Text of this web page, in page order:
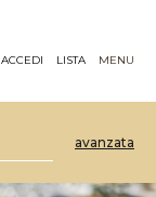
ACCEDI LISTA MENU
avanzata